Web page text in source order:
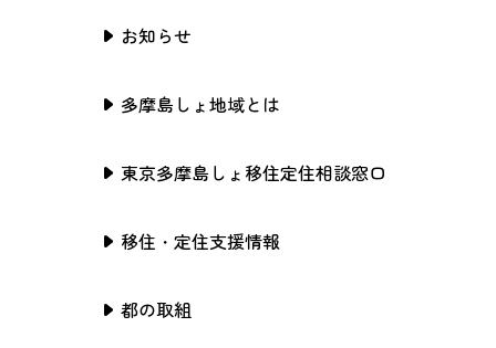
お知らせ
多摩島しょ地域とは
東京多摩島しょ移住定住相談窓口
移住・定住支援情報
都の取組